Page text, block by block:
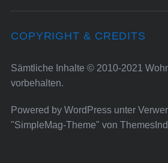
COPYRIGHT & CREDITS
Sämtliche Inhalte © 2010-2021
vorbehalten.
Powered by WordPressunter
"SimpleMag-Theme" von